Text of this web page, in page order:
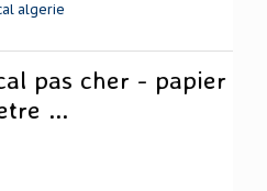
algerie
pas cher - papier
...